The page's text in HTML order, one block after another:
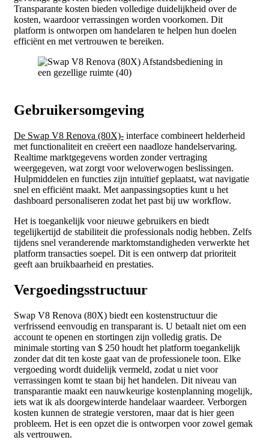
Transparante kosten bieden volledige duidelijkheid over de
kosten, waardoor verrassingen worden voorkomen. Dit
platform is ontworpen om handelaren te helpen hun doelen
efficiënt en met vertrouwen te bereiken.
Gebruikersomgeving
De Swap V8 Renova (80X)- interface combineert helderheid
met functionaliteit en creëert een naadloze handelservaring.
Realtime marktgegevens worden zonder vertraging
weergegeven, wat zorgt voor weloverwogen beslissingen.
Hulpmiddelen en functies zijn intuïtief geplaatst, wat navigatie
snel en efficiënt maakt. Met aanpassingsopties kunt u het
dashboard personaliseren zodat het past bij uw workflow.
Het is toegankelijk voor nieuwe gebruikers en biedt
tegelijkertijd de stabiliteit die professionals nodig hebben. Zelfs
tijdens snel veranderende marktomstandigheden verwerkte het
platform transacties soepel. Dit is een ontwerp dat prioriteit
geeft aan bruikbaarheid en prestaties.
Vergoedingsstructuur
Swap V8 Renova (80X) biedt een kostenstructuur die
verfrissend eenvoudig en transparant is. U betaalt niet om een
account te openen en stortingen zijn volledig gratis. De
minimale storting van $ 250 houdt het platform toegankelijk
zonder dat dit ten koste gaat van de professionele toon. Elke
vergoeding wordt duidelijk vermeld, zodat u niet voor
verrassingen komt te staan bij het handelen. Dit niveau van
transparantie maakt een nauwkeurige kostenplanning mogelijk,
iets wat ik als doorgewinterde handelaar waardeer. Verborgen
kosten kunnen de strategie verstoren, maar dat is hier geen
probleem. Het is een opzet die is ontworpen voor zowel gemak
als vertrouwen.